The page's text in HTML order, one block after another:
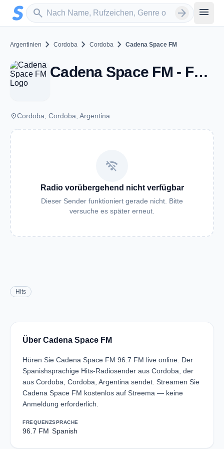
Zum Hauptinhalt springen
search
Sender suchen arrow_forward menu
Argentinien chevron_right Cordoba chevron_right Cordoba chevron_right Cadena Space FM
Cadena Space FM - FM 96.7 - Cordoba
placeCordoba, Cordoba, Argentina
wifi_off
Radio vorübergehend nicht verfügbar
Dieser Sender funktioniert gerade nicht. Bitte
versuche es später erneut.
Hits
Über Cadena Space FM
Hören Sie Cadena Space FM 96.7 FM live online. Der
Spanishsprachige Hits-Radiosender aus Cordoba, der
aus Cordoba, Cordoba, Argentina sendet. Streamen Sie
Cadena Space FM kostenlos auf Streema — keine
Anmeldung erforderlich.
FREQUENZ
96.7 FM
SPRACHE
Spanish